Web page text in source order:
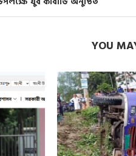
YOU